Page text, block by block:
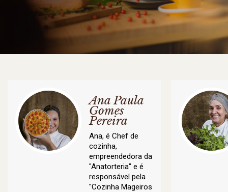
Ana Paula
Gomes
Pereira
Ana, é Chef de
cozinha,
empreendedora da
"Anatorteria" e é
responsável pela
"Cozinha Mageiros